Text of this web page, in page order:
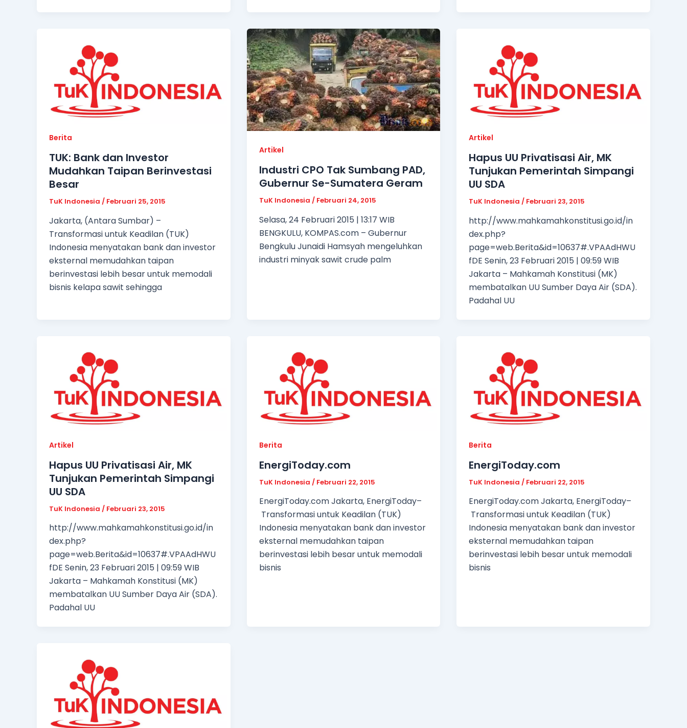
Berita
TUK: Bank dan Investor
Mudahkan Taipan Berinvestasi
Besar
TuK Indonesia / Februari 25, 2015
Jakarta, (Antara Sumbar) –
Transformasi untuk Keadilan (TUK)
Indonesia menyatakan bank dan investor
eksternal memudahkan taipan
berinvestasi lebih besar untuk memodali
bisnis kelapa sawit sehingga
Artikel
Industri CPO Tak Sumbang PAD,
Gubernur Se-Sumatera Geram
TuK Indonesia / Februari 24, 2015
Selasa, 24 Februari 2015 | 13:17 WIB
BENGKULU, KOMPAS.com – Gubernur
Bengkulu Junaidi Hamsyah mengeluhkan
industri minyak sawit crude palm
Artikel
Hapus UU Privatisasi Air, MK
Tunjukan Pemerintah Simpangi
UU SDA
TuK Indonesia/ Februari 23, 2015
http://www.mahkamahkonstitusi.go.id/in
dex.php?
page=web.Berita&id=10637#.VPAAdHWU
fDE Senin, 23 Februari 2015 | 09:59 WIB
Jakarta – Mahkamah Konstitusi (MK)
membatalkan UU Sumber Daya Air (SDA).
Padahal UU
Artikel
Hapus UU Privatisasi Air, MK
Tunjukan Pemerintah Simpangi
UU SDA
TuK Indonesia / Februari 23, 2015
http://www.mahkamahkonstitusi.go.id/in
dex.php?
page=web.Berita&id=10637#.VPAAdHWU
fDE Senin, 23 Februari 2015 | 09:59 WIB
Jakarta – Mahkamah Konstitusi (MK)
membatalkan UU Sumber Daya Air (SDA).
Padahal UU
Berita
EnergiToday.com
TuK Indonesia / Februari 22, 2015
EnergiToday.com Jakarta, EnergiToday–
Transformasi untuk Keadilan (TUK)
Indonesia menyatakan bank dan investor
eksternal memudahkan taipan
berinvestasi lebih besar untuk memodali
bisnis
Berita
EnergiToday.com
TuK Indonesia / Februari 22, 2015
EnergiToday.com Jakarta, EnergiToday–
Transformasi untuk Keadilan (TUK)
Indonesia menyatakan bank dan investor
eksternal memudahkan taipan
berinvestasi lebih besar untuk memodali
bisnis